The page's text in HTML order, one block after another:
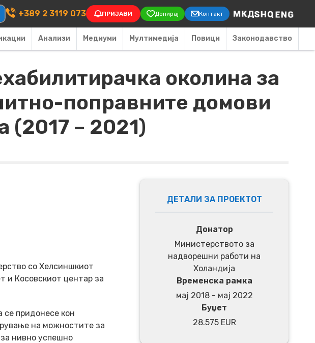
Navigation
+389 2 3119 073 ПРИЈАВИ Донирај Контакт
Анализи Медиуми Мултимедија Повици Законодавство
околина за
поправните домови
(2017 – 2021)
со Хелсиншкиот
и Косовскиот центар за
се придонесе кон
на можностите за
нивно успешно
ДЕТАЛИ ЗА ПРОЕКТОТ
Донатор
Министерството за
надворешни работи на
Холандија
Временска рамка
мај 2018 - мај 2022
Буџет
28.575 EUR